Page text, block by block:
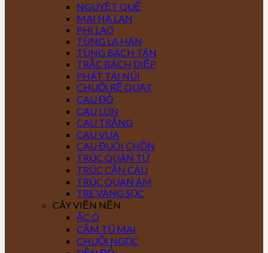
NGUYỆT QUẾ
MAI HÀ LAN
PHI LAO
TÙNG LA HÁN
TÙNG BÁCH TÁN
TRẮC BÁCH DIỆP
PHÁT TÀI NÚI
CHUỐI RẼ QUẠT
CAU ĐỎ
CAU LÙN
CAU TRẮNG
CAU VUA
CAU ĐUÔI CHỒN
TRÚC QUÂN TỬ
TRÚC CẦN CÂU
TRÚC QUAN ÂM
TRE VÀNG SỌC
CÂY VIỀN NỀN
ẮC Ó
CẨM TÚ MAI
CHUỖI NGỌC